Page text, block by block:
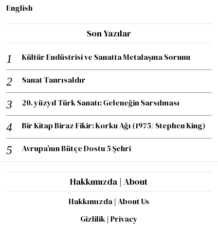
English
Son Yazılar
Kültür Endüstrisi ve Sanatta Metalaşma Sorunu
Sanat Tanrısaldır
20. yüzyıl Türk Sanatı: Geleneğin Sarsılması
Bir Kitap Biraz Fikir: Korku Ağı (1975/ Stephen King)
Avrupa’nın Bütçe Dostu 5 Şehri
Hakkımızda | About
Hakkımızda | About Us
Gizlilik | Privacy